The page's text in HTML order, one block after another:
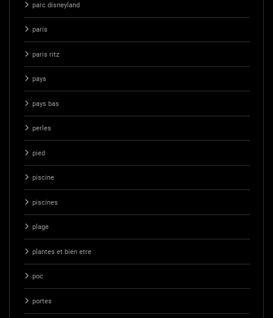
parc disneyland
paris
paris ritz
pays
pays bas
perles
pied
piscine
piscines
plage
plantes et bien etre
poc
portes